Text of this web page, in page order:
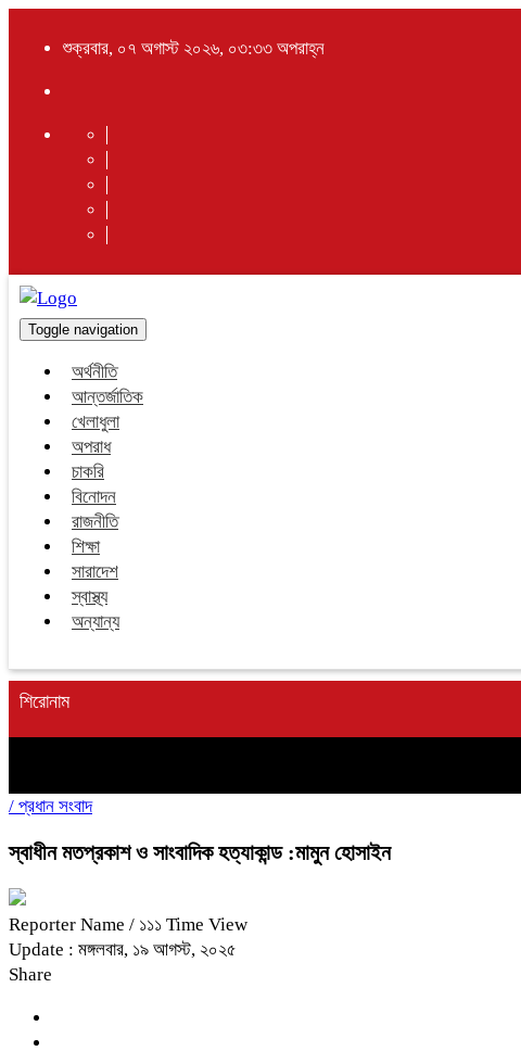
শুক্রবার, ০৭ অগাস্ট ২০২৬, ০৩:৩৩ অপরাহ্ন
Toggle navigation
অর্থনীতি
আন্তর্জাতিক
খেলাধুলা
অপরাধ
চাকরি
বিনোদন
রাজনীতি
শিক্ষা
সারাদেশ
স্বাস্থ্য
অন্যান্য
শিরোনাম
/ প্রধান সংবাদ
স্বাধীন মতপ্রকাশ ও সাংবাদিক হত্যাকান্ড :মামুন হোসাইন
Reporter Name / ১১১ Time View
Update : মঙ্গলবার, ১৯ আগস্ট, ২০২৫
Share